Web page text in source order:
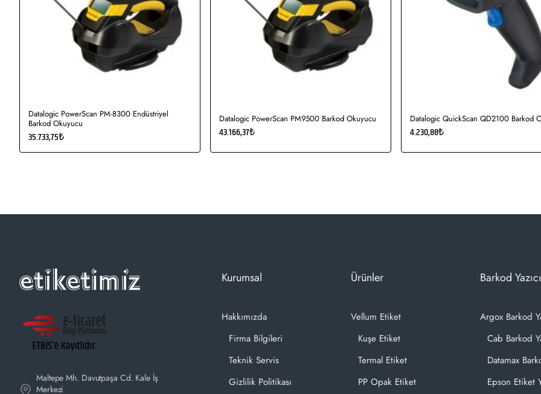
Datalogic PowerScan PM-8300 Endüstriyel
Barkod Okuyucu
35.733,75₺
Datalogic PowerScan PM9500 Barkod Okuyucu
43.166,37₺
Datalogic QuickScan QD2100 Barkod
4.230,88₺
Maltepe Mh. Davutpaşa Cd. Kale İş
Merkezi
Kurumsal
Hakkımızda
Firma Bilgileri
Teknik Servis
Gizlilik Politikası
Ürünler
Vellum Etiket
Kuşe Etiket
Termal Etiket
PP Opak Etiket
Barkod
Argox Barkod
Cab Barkod
Datamax
Epson Etiket